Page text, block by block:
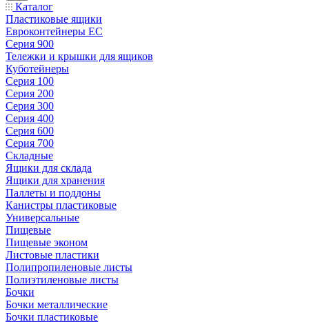
Каталог
Пластиковые ящики
Евроконтейнеры ЕС
Серия 900
Тележки и крышки для ящиков
Куботейнеры
Серия 100
Серия 200
Серия 300
Серия 400
Серия 600
Серия 700
Складные
Ящики для склада
Ящики для хранения
Паллеты и поддоны
Канистры пластиковые
Универсальные
Пищевые
Пищевые эконом
Листовые пластики
Полипропиленовые листы
Полиэтиленовые листы
Бочки
Бочки металлические
Бочки пластиковые